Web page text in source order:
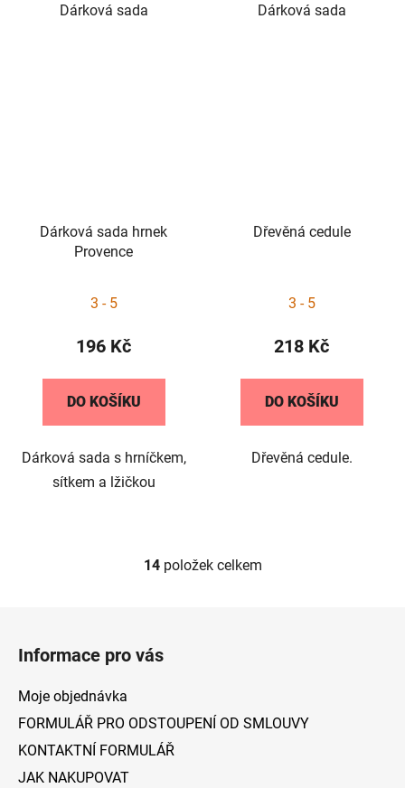
Dárková sada Dárková sada
Dárková sada hrnek
Provence
3 - 5
196 Kč
DO KOŠÍKU
Dárková sada s hrníčkem,
sítkem a lžičkou
Dřevěná cedule
3 - 5
218 Kč
DO KOŠÍKU
Dřevěná cedule.
O
í
p
14položek celkem
Informace pro vás
Moje objednávka
FORMULÁŘ PRO ODSTOUPENÍ OD SMLOUVY
KONTAKTNÍ FORMULÁŘ
JAK NAKUPOVAT